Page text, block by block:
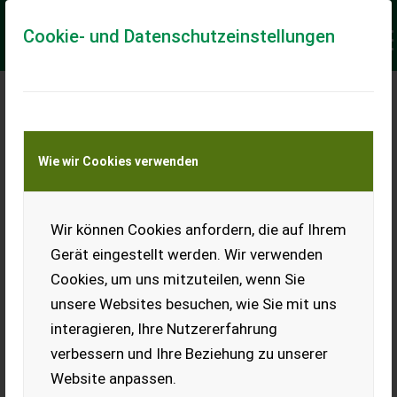
Cookie- und Datenschutzeinstellungen
Wie wir Cookies verwenden
Wir können Cookies anfordern, die auf Ihrem
Gerät eingestellt werden. Wir verwenden
Cookies, um uns mitzuteilen, wenn Sie
unsere Websites besuchen, wie Sie mit uns
interagieren, Ihre Nutzererfahrung
verbessern und Ihre Beziehung zu unserer
Website anpassen.
Meine Transportkostenanfrage
Transport von Land- und Baumaschinen –
KEINE Tiertransporte
Ladeort
Ort